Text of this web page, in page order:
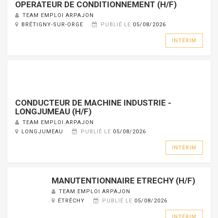
OPERATEUR DE CONDITIONNEMENT (H/F)
TEAM EMPLOI ARPAJON
BRÉTIGNY-SUR-ORGE
PUBLIÉ LE 05/08/2026
INTÉRIM
CONDUCTEUR DE MACHINE INDUSTRIE -
LONGJUMEAU (H/F)
TEAM EMPLOI ARPAJON
LONGJUMEAU
PUBLIÉ LE 05/08/2026
INTÉRIM
MANUTENTIONNAIRE ETRECHY (H/F)
TEAM EMPLOI ARPAJON
ÉTRÉCHY
PUBLIÉ LE 05/08/2026
INTÉRIM